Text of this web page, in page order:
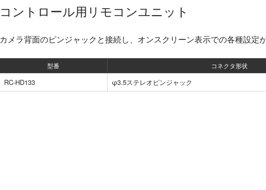
コントロール用リモコンユニット
カメラ背面のピンジャックと接続し、オンスクリーン表示での各種設定
型番 コネクタ形状
RC-HD133 φ3.5ステレオピンジャック